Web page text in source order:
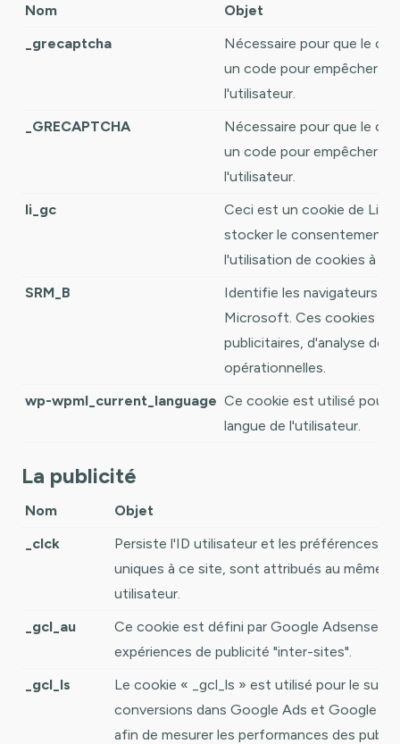
Nom
Objet
_grecaptcha
Nécessaire pour que le
un code pour empêcher
l'utilisateur.
_GRECAPTCHA
Nécessaire pour que le
un code pour empêcher
l'utilisateur.
li_gc
Ceci est un cookie de
stocker le consentement
l'utilisation de cookies à
SRM_B
Identifie les navigateurs
Microsoft. Ces cookies
publicitaires, d'analyse de
opérationnelles.
wp-wpml_current_language Ce cookie est utilisé pour
langue de l'utilisateur.
La publicité
Nom
Objet
_clck
Persiste l'ID utilisateur et les préférences
uniques à ce site, sont attribués au même ID
utilisateur.
_gcl_au
Ce cookie est défini par Google Adsense
expériences de publicité "inter-sites".
_gcl_ls
Le cookie « _gcl_ls » est utilisé pour le suivi
conversions dans Google Ads et Google
afin de mesurer les performances des